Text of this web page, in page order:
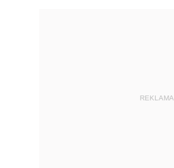
REKLAMA